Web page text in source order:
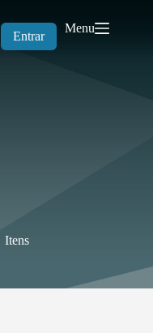
Entrar
Menu
Itens